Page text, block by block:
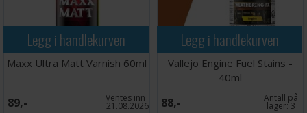
Legg i handlekurven
Maxx Ultra Matt Varnish 60ml
89,- Ventes inn
21.08.2026
Legg i handlekurven
Vallejo Engine Fuel Stains -
40ml
88,- Antall på
lager:3